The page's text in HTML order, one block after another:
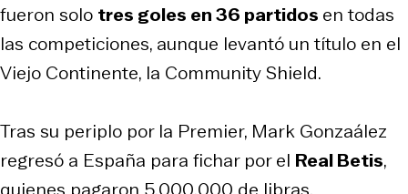
fueron solo tres goles en 36 partidos en todas
las competiciones, aunque levantó un título en el
Viejo Continente, la Community Shield.
Tras su periplo por la Premier, Mark Gonzaález
regresó a España para fichar por el Real Betis,